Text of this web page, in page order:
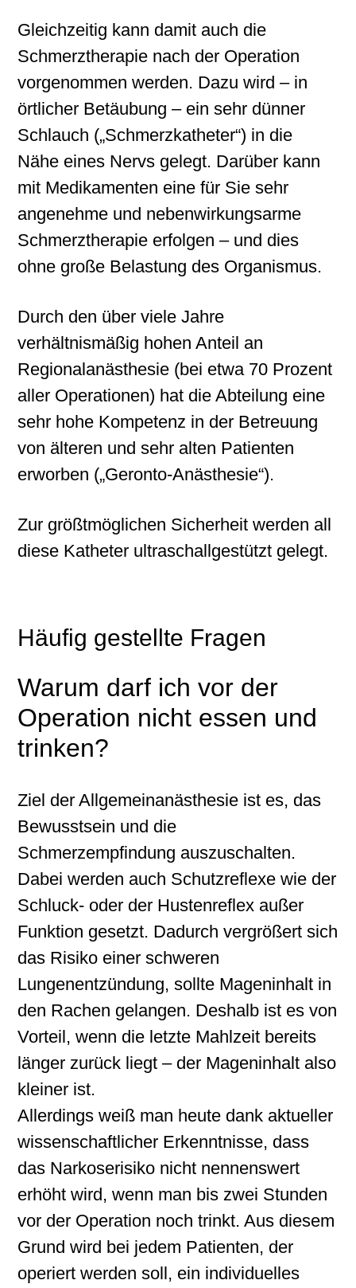
Gleichzeitig kann damit auch die
Schmerztherapie nach der Operation
vorgenommen werden. Dazu wird – in
örtlicher Betäubung – ein sehr dünner
Schlauch („Schmerzkatheter“) in die
Nähe eines Nervs gelegt. Darüber kann
mit Medikamenten eine für Sie sehr
angenehme und nebenwirkungsarme
Schmerztherapie erfolgen – und dies
ohne große Belastung des Organismus.
Durch den über viele Jahre
verhältnismäßig hohen Anteil an
Regionalanästhesie (bei etwa 70 Prozent
aller Operationen) hat die Abteilung eine
sehr hohe Kompetenz in der Betreuung
von älteren und sehr alten Patienten
erworben („Geronto-Anästhesie“).
Zur größtmöglichen Sicherheit werden all
diese Katheter ultraschallgestützt gelegt.
Häufig gestellte Fragen
Warum darf ich vor der
Operation nicht essen und
trinken?
Ziel der Allgemeinanästhesie ist es, das
Bewusstsein und die
Schmerzempfindung auszuschalten.
Dabei werden auch Schutzreflexe wie der
Schluck- oder der Hustenreflex außer
Funktion gesetzt. Dadurch vergrößert sich
das Risiko einer schweren
Lungenentzündung, sollte Mageninhalt in
den Rachen gelangen. Deshalb ist es von
Vorteil, wenn die letzte Mahlzeit bereits
länger zurück liegt – der Mageninhalt also
kleiner ist.
Allerdings weiß man heute dank aktueller
wissenschaftlicher Erkenntnisse, dass
das Narkoserisiko nicht nennenswert
erhöht wird, wenn man bis zwei Stunden
vor der Operation noch trinkt. Aus diesem
Grund wird bei jedem Patienten, der
operiert werden soll, ein individuelles